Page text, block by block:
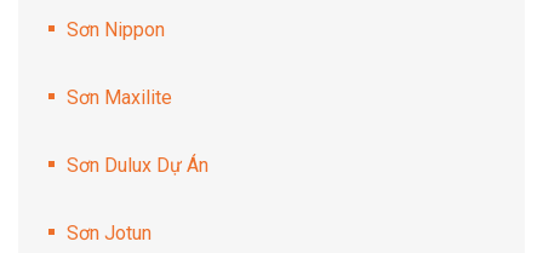
Sơn Nippon
Sơn Maxilite
Sơn Dulux Dự Án
Sơn Jotun